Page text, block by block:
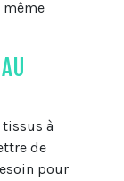
même
tissus à
de
pour